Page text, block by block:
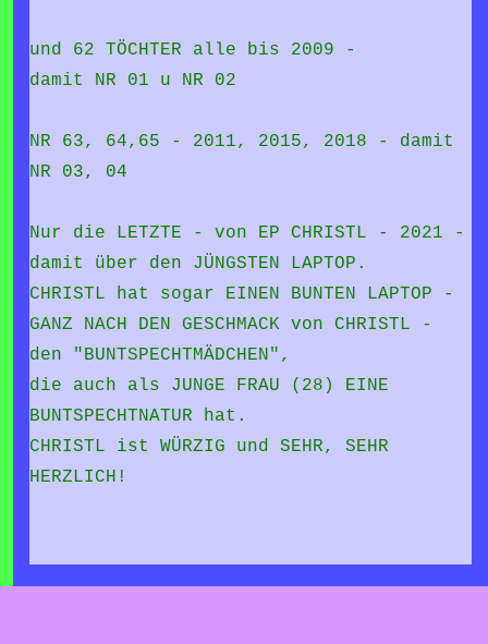
und 62 TÖCHTER alle bis 2009 -
damit NR 01 u NR 02
NR 63, 64,65 - 2011, 2015, 2018 - damit
NR 03, 04
Nur die LETZTE - von EP CHRISTL - 2021 -
damit über den JÜNGSTEN LAPTOP.
CHRISTL hat sogar EINEN BUNTEN LAPTOP -
GANZ NACH DEN GESCHMACK von CHRISTL -
den "BUNTSPECHTMÄDCHEN",
die auch als JUNGE FRAU (28) EINE
BUNTSPECHTNATUR hat.
CHRISTL ist WÜRZIG und SEHR, SEHR
HERZLICH!